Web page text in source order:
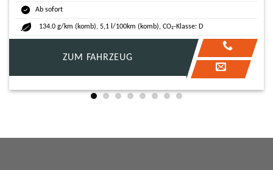
Ab sofort
0 g/km (komb), 18,0 kWh/100km (komb), CO₂-Klasse: A
ZUM FAHRZEUG